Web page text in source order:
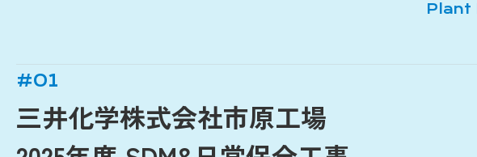
Plant
#01
三井化学株式会社市原工場